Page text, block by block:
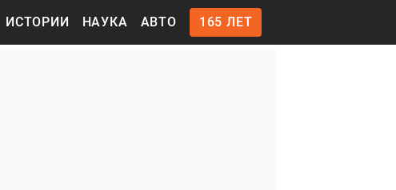
ИСТОРИИ НАУКА АВТО 165 ЛЕТ